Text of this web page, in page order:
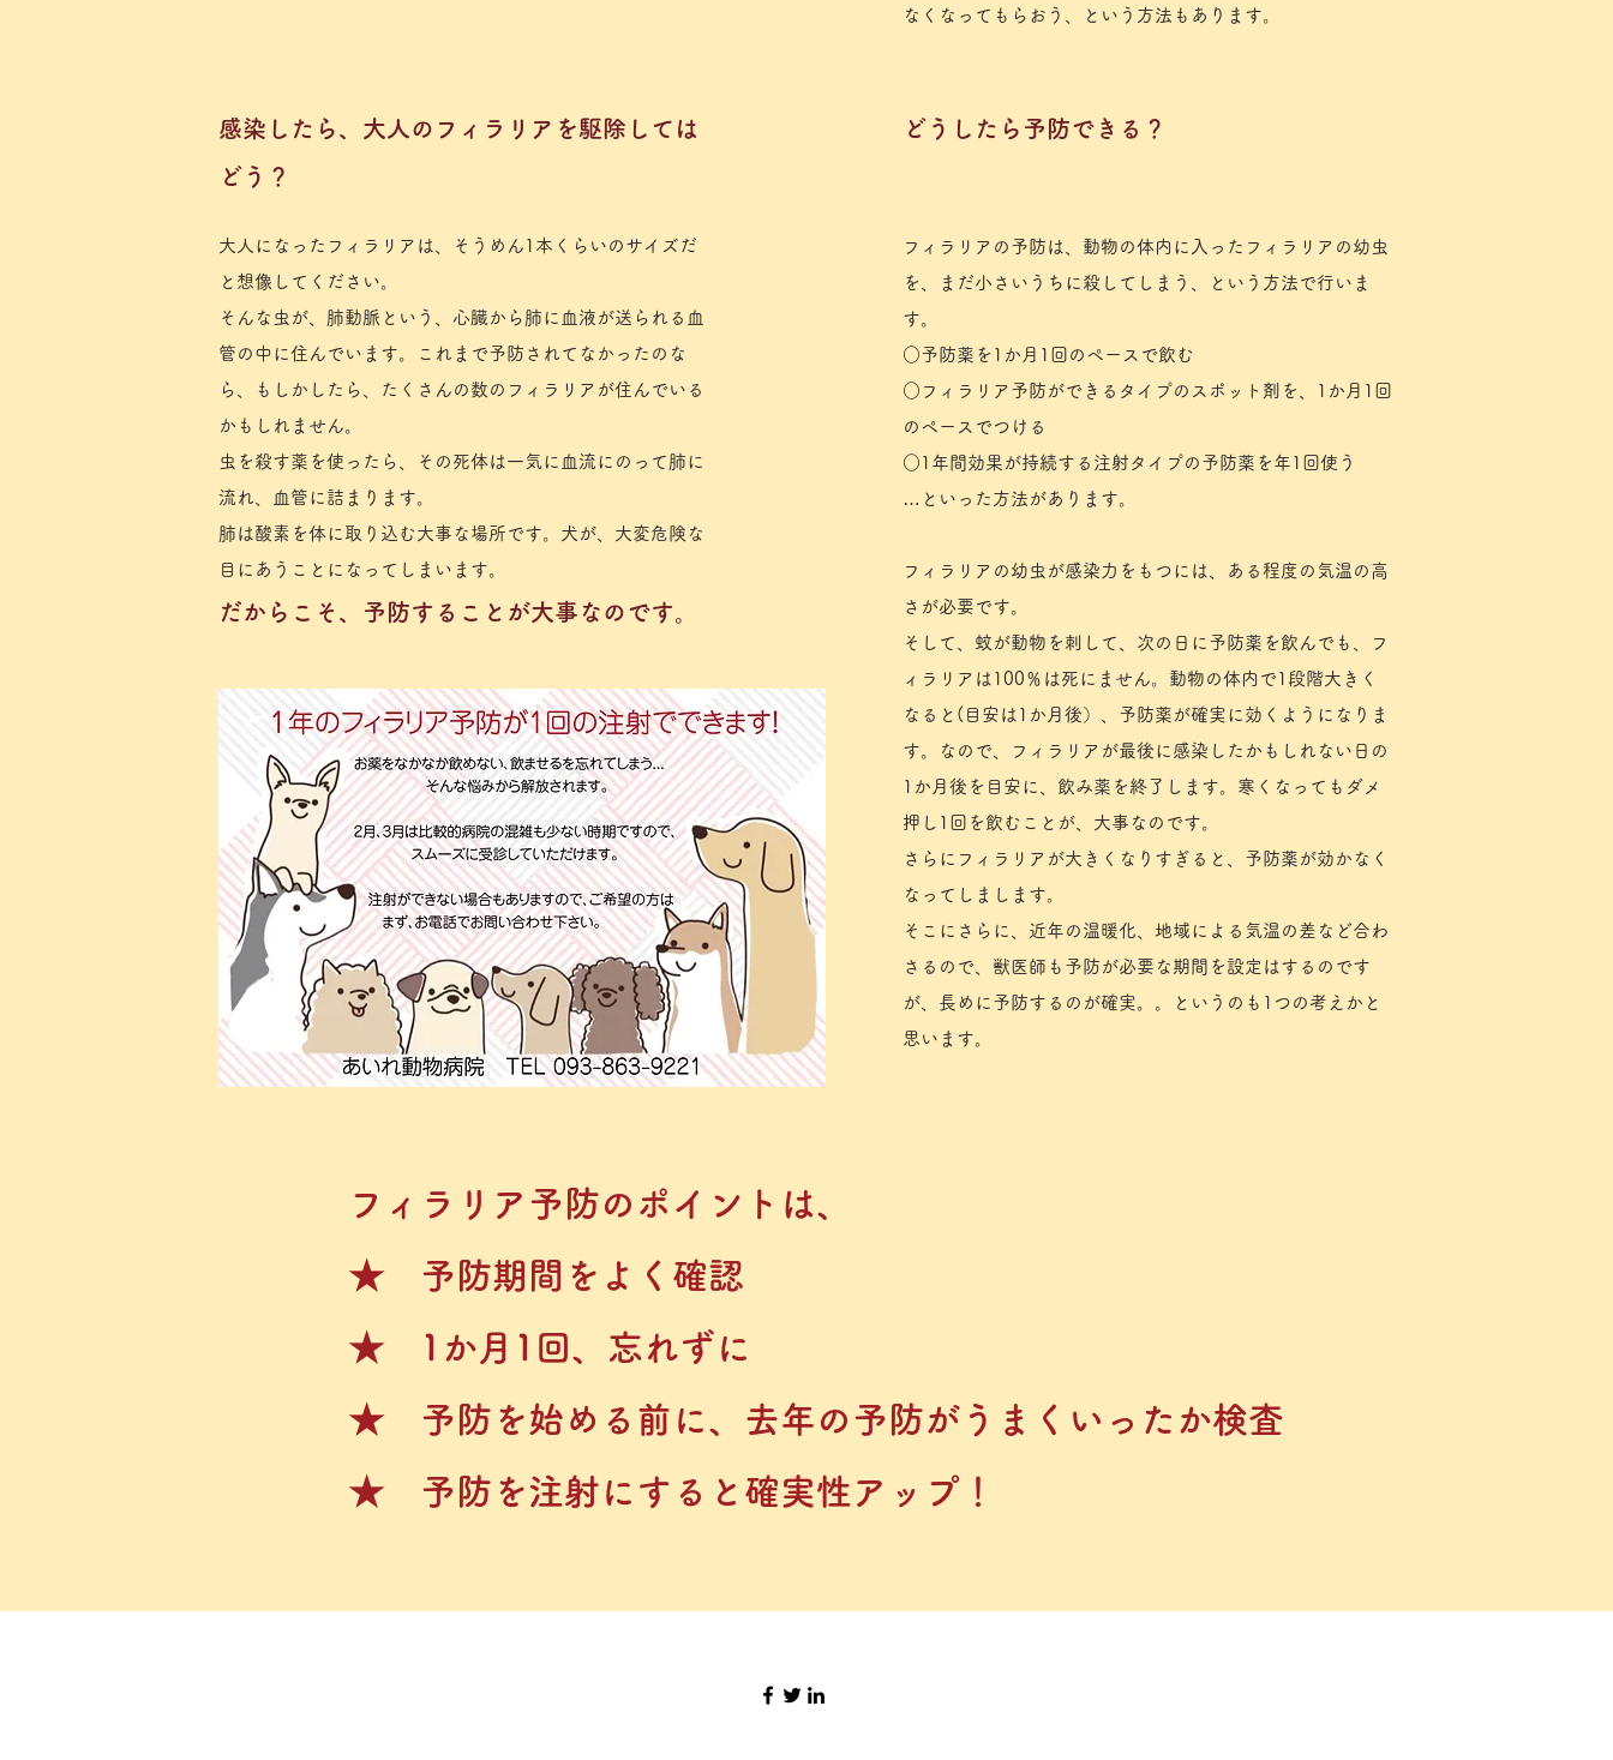
なくなってもらおう、という方法もあります。
​感染したら、大人のフィラリアを駆除しては
どう？
大人になったフィラリアは、そうめん1本くらいのサイズだ
と想像してください。
そんな虫が、肺動脈という、心臓から肺に血液が送られる血
管の中に住んでいます。これまで予防されてなかったのな
ら、もしかしたら、たくさんの数のフィラリアが住んでいる
かもしれません。
虫を殺す薬を使ったら、その死体は一気に血流にのって肺に
流れ、血管に詰まります。
​肺は酸素を体に取り込む大事な場所です。犬が、大変危険な
目にあうことになってしまいます。
だからこそ、予防することが大事なのです。
​どうしたら予防できる？
フィラリアの予防は、動物の体内に入ったフィラリアの幼虫
を、まだ小さいうちに殺してしまう、という方法で行いま
す。
○予防薬を1か月1回のペースで飲む
○フィラリア予防ができるタイプのスポット剤を、1か月1回
のペースでつける
○1年間効果が持続する注射タイプの予防薬を年1回使う
​…といった方法があります。
フィラリアの幼虫が感染力をもつには、ある程度の気温の高
さが必要です。
そして、蚊が動物を刺して、次の日に予防薬を飲んでも、フ
ィラリアは100％は死にません。動物の体内で1段階大きく
なると(目安は1か月後）、予防薬が確実に効くようになりま
す。なので、フィラリアが最後に感染したかもしれない日の
1か月後を目安に、飲み薬を終了します。寒くなってもダメ
押し1回を飲むことが、大事なのです。
さらにフィラリアが大きくなりすぎると、予防薬が効かなく
なってしまします。
そこにさらに、近年の温暖化、地域による気温の差など合わ
さるので、獣医師も予防が必要な期間を設定はするのです
が、長めに予防するのが確実。。というのも1つの考えかと
思います。
フィラリア予防のポイントは、
★ 予防期間をよく確認
★ 1か月1回、忘れずに
★ 予防を始める前に、去年の予防がうまくいったか検査
★ 予防を注射にすると確実性アップ！